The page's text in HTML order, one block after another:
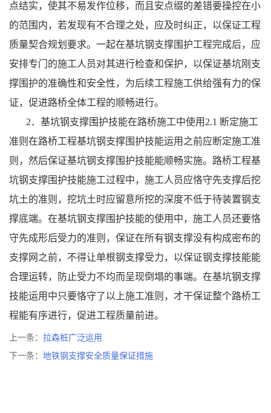
点结实，使其不易发作位移，而且安点缀的差错要操控在小
的范围内，若发现有不合理之处，应及时纠正，以保证工程
质量契合规划要求。一起在基坑钢支撑围护工程完成后，应
安排专门的施工人员对其进行检查和保护，以保证基坑刚支
撑围护的准确性和安全性，为后续工程施工供给强有力的保
证，促进路桥全体工程的顺畅进行。
2．基坑钢支撑围护技能在路桥施工中使用2.1 断定施工
准则在路桥工程基坑钢支撑围护技能运用之前应断定施工准
则，然后保证基坑钢支撑围护技能能顺畅实施。路桥工程基
坑钢支撑围护技能施工过程中，施工人员应恪守先支撑后挖
坑土的准则，挖坑土时应留意所挖的深度不低于待装置钢支
撑底端。在基坑钢支撑围护技能的使用中，施工人员还要恪
守先成形后受力的准则，保证在所有钢支撑没有构成密布的
支撑网之前，不得让单根钢支撑受力，以保证钢支撑技能能
合理运转，防止受力不均而呈现倒塌的事端。在基坑钢支撑
技能运用中只要恪守了以上施工准则，才干保证整个路桥工
程能有序进行，促进工程质量前进。
上一条： 拉森桩广泛运用
下一条： 地铁钢支撑安全质量保证措施